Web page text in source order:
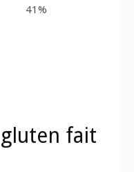
41%
fait